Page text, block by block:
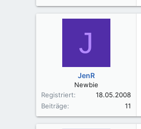
J
JenR
Newbie
Registriert
18.05.2008
Beiträge
11